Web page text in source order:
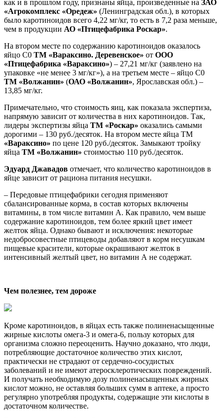
как и в прошлом году, признаны яйца, произведенные на ЗАО
«Агрокомплекс «Оредеж» (Ленинградская обл.), в которых
было каротиноидов всего 4,22 мг/кг, то есть в 7,2 раза меньше,
чем в продукции АО «Птицефабрика Роскар».
На втором месте по содержанию каротиноидов оказалось
яйцо С0 ТМ «Вараксино. Деревенское» от ООО
«Птицефабрика «Вараксино») – 27,21 мг/кг (заявлено на
упаковке «не менее 3 мг/кг»), а на третьем месте – яйцо С0
ТМ «Волжанин» (ОАО «Волжанин», Ярославская обл.) –
13,85 мг/кг.
Примечательно, что стоимость яиц, как показала экспертиза,
напрямую зависит от количества в них каротиноидов. Так,
лидеры экспертизы яйца ТМ «Роскар» оказались самыми
дорогими – 130 руб./десяток. На втором месте яйца ТМ
«Вараксино» по цене 120 руб./десяток. Замыкают тройку
яйца ТМ «Волжанин» стоимостью 110 руб./десяток.
Эдуард Джавадов отмечает, что количество каротиноидов в
яйце зависит от рациона питания несушки.
– Передовые птицефабрики сегодня применяют
сбалансированные корма, в состав которых включены
витамины, в том числе витамин А. Как правило, чем выше
содержание каротиноидов, тем более яркий цвет имеет
желток яйца. Однако бывают и исключения: некоторые
недобросовестные птицеводы добавляют в корм несушкам
пищевые красители, которые окрашивают желток в
интенсивный желтый цвет, но витамин А не содержат.
Чем полезнее, тем дороже
Кроме каротиноидов, в яйцах есть также полиненасыщенные
жирные кислоты омега-3 и омега-6, пользу которых для
организма сложно переоценить. Научно доказано, что люди,
потребляющие достаточное количество этих кислот,
практически не страдают от сердечно-сосудистых
заболеваний и не имеют атеросклеротических повреждений.
И получать необходимую дозу полиненасыщенных жирных
кислот можно, не оставляя больших сумм в аптеке, а просто
регулярно употребляя продукты, содержащие эти кислоты в
достаточном количестве.